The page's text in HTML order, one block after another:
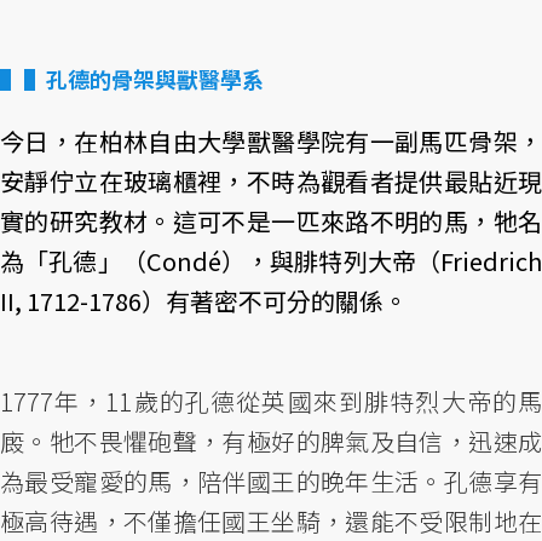
▌孔德的骨架與獸醫學系
今日，在柏林自由大學獸醫學院有一副馬匹骨架，
安靜佇立在玻璃櫃裡，不時為觀看者提供最貼近現
實的研究教材。這可不是一匹來路不明的馬，牠名
為「孔德」（Condé），與腓特列大帝（Friedrich
II, 1712-1786）有著密不可分的關係。
1777年，11歲的孔德從英國來到腓特烈大帝的馬
廄。牠不畏懼砲聲，有極好的脾氣及自信，迅速成
為最受寵愛的馬，陪伴國王的晚年生活。孔德享有
極高待遇，不僅擔任國王坐騎，還能不受限制地在